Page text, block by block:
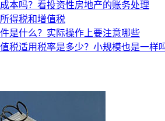
本吗？看投资性房地产的账务处理
得税和增值税
是什么？实际操作上要注意哪些
税适用税率是多少？小规模也是一样